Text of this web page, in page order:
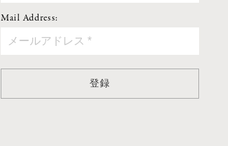
Mail Address:
登録